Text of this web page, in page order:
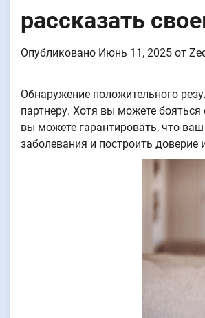
рассказать
Опубликовано Июнь 11, 2025 от
Обнаружение положительного
партнеру. Хотя вы можете
вы можете гарантировать, что
заболевания и построить